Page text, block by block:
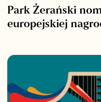
Park Żerański
europejskiej